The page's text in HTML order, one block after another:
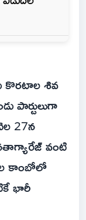
కొర‌టాల శివ
పార్టులుగా
27న
వంటి
కాంబోలో
భారీ